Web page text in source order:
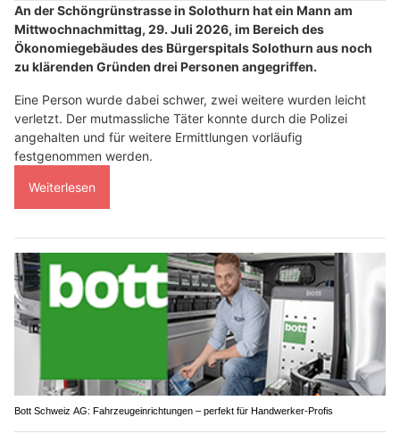
An der Schöngrünstrasse in Solothurn hat ein Mann am
Mittwochnachmittag, 29. Juli 2026, im Bereich des
Ökonomiegebäudes des Bürgerspitals Solothurn aus noch
zu klärenden Gründen drei Personen angegriffen.
Eine Person wurde dabei schwer, zwei weitere wurden leicht
verletzt. Der mutmassliche Täter konnte durch die Polizei
angehalten und für weitere Ermittlungen vorläufig
festgenommen werden.
Weiterlesen
Bott Schweiz AG: Fahrzeugeinrichtungen – perfekt für Handwerker-Profis